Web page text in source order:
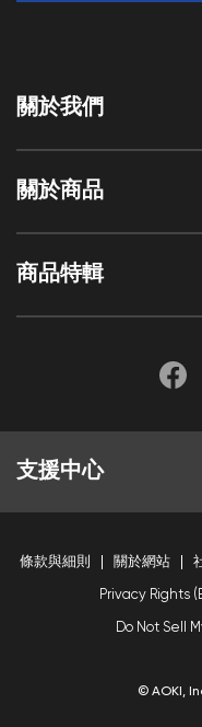
關於我們
關於商品
商品特輯
支援中心
條款與細則 關於網站
Privacy Rights
Do Not Sell
© AOKI,